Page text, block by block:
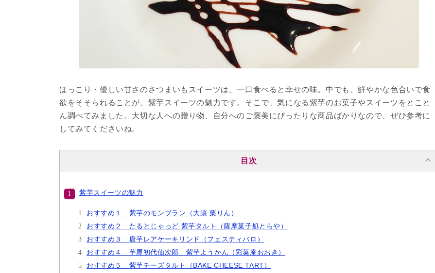
ほっこり・優しい甘さのさつまいもスイーツは、一口食べると幸せの味。中でも、鮮やかな色合いで食
欲をそそられることが、紫芋スイーツの魅力です。そこで、気になる紫芋のお菓子やスイーツをとこと
ん調べてみました。大切な人への贈り物、自分へのご褒美にぴったりな商品ばかりなので、ぜひ参考に
してみてくださいね。
目次
紫芋スイーツの魅力
おすすめ１ 紫芋のモンブラン（大須 栗りん）
おすすめ２ たるとじゃっど 紫芋タルト（薩摩菓子処とらや）
おすすめ３ 唐芋レアケーキリンド（フェスティバロ）
おすすめ４ 芋屋初代仙次郎 紫芋ようかん（彩菓庵おおき）
おすすめ５ 紫芋チーズタルト（BAKE CHEESE TART）